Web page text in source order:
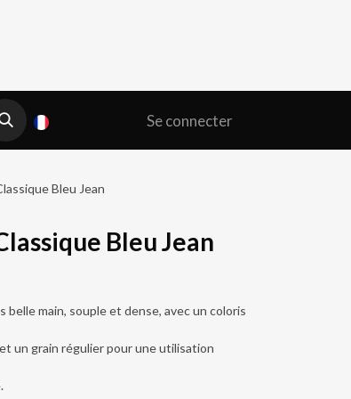
Se connecter
Bleu Jean
Bleu Jean
belle main, souple et dense, avec un coloris
un grain régulier pour une utilisation